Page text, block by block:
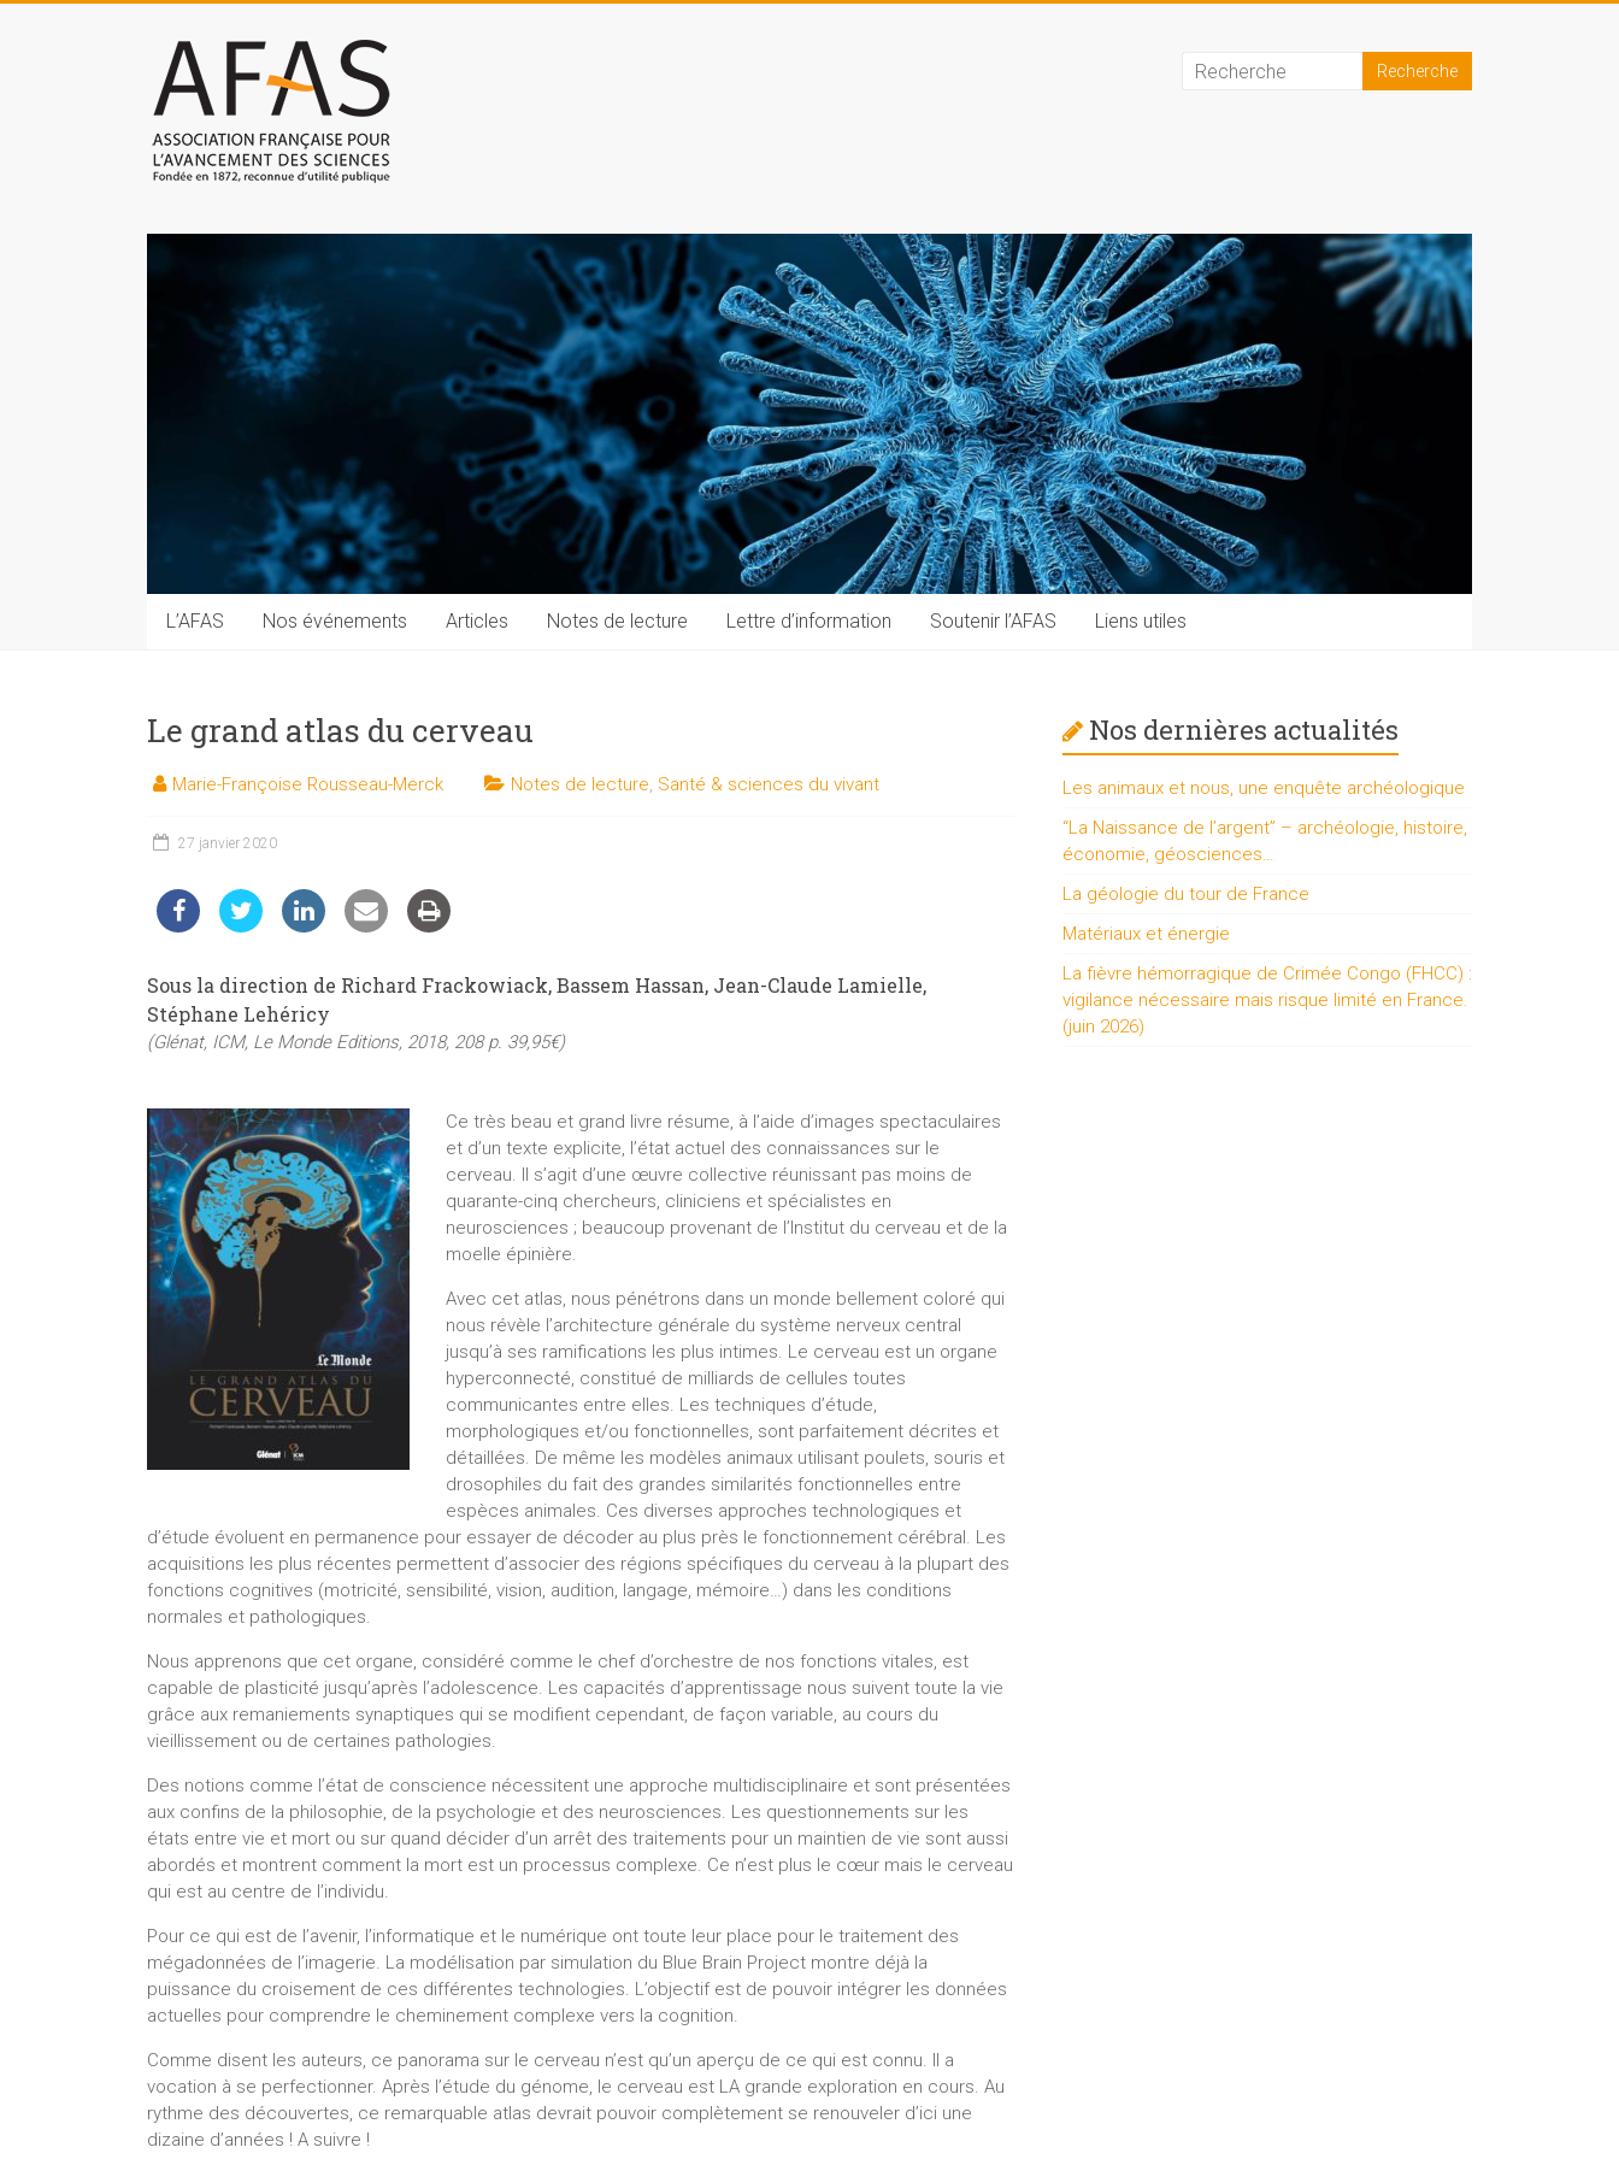
Association
française
pour
sciences
(AFAS)
techniques
du
public
L’AFAS Nos événements Articles Notes de lecture Lettre d’information Soutenir l’AFAS Liens utiles
Le grand atlas du cerveau
Marie-Françoise Rousseau-Merck Notes de lecture, Santé & sciences du vivant
27 janvier 2020
Sous la direction de Richard Frackowiack, Bassem Hassan, Jean-Claude Lamielle,
Stéphane Lehéricy
(Glénat, ICM, Le Monde Editions, 2018, 208 p. 39,95€)
Ce très beau et grand livre résume, à l’aide d’images spectaculaires
et d’un texte explicite, l’état actuel des connaissances sur le
cerveau. Il s’agit d’une œuvre collective réunissant pas moins de
quarante-cinq chercheurs, cliniciens et spécialistes en
neurosciences ; beaucoup provenant de l’Institut du cerveau et de la
moelle épinière.
Avec cet atlas, nous pénétrons dans un monde bellement coloré qui
nous révèle l’architecture générale du système nerveux central
jusqu’à ses ramifications les plus intimes. Le cerveau est un organe
hyperconnecté, constitué de milliards de cellules toutes
communicantes entre elles. Les techniques d’étude,
morphologiques et/ou fonctionnelles, sont parfaitement décrites et
détaillées. De même les modèles animaux utilisant poulets, souris et
drosophiles du fait des grandes similarités fonctionnelles entre
espèces animales. Ces diverses approches technologiques et
d’étude évoluent en permanence pour essayer de décoder au plus près le fonctionnement cérébral. Les
acquisitions les plus récentes permettent d’associer des régions spécifiques du cerveau à la plupart des
fonctions cognitives (motricité, sensibilité, vision, audition, langage, mémoire…) dans les conditions
normales et pathologiques.
Nous apprenons que cet organe, considéré comme le chef d’orchestre de nos fonctions vitales, est
capable de plasticité jusqu’après l’adolescence. Les capacités d’apprentissage nous suivent toute la vie
grâce aux remaniements synaptiques qui se modifient cependant, de façon variable, au cours du
vieillissement ou de certaines pathologies.
Des notions comme l’état de conscience nécessitent une approche multidisciplinaire et sont présentées
aux confins de la philosophie, de la psychologie et des neurosciences. Les questionnements sur les
états entre vie et mort ou sur quand décider d’un arrêt des traitements pour un maintien de vie sont aussi
abordés et montrent comment la mort est un processus complexe. Ce n’est plus le cœur mais le cerveau
qui est au centre de l’individu.
Pour ce qui est de l’avenir, l’informatique et le numérique ont toute leur place pour le traitement des
mégadonnées de l’imagerie. La modélisation par simulation du Blue Brain Project montre déjà la
puissance du croisement de ces différentes technologies. L’objectif est de pouvoir intégrer les données
actuelles pour comprendre le cheminement complexe vers la cognition.
Comme disent les auteurs, ce panorama sur le cerveau n’est qu’un aperçu de ce qui est connu. Il a
vocation à se perfectionner. Après l’étude du génome, le cerveau est LA grande exploration en cours. Au
rythme des découvertes, ce remarquable atlas devrait pouvoir complètement se renouveler d’ici une
dizaine d’années ! A suivre !
Nos dernières actualités
Les animaux et nous, une enquête archéologique
“La Naissance de l’argent” – archéologie, histoire,
économie, géosciences…
La géologie du tour de France
Matériaux et énergie
La fièvre hémorragique de Crimée Congo (FHCC) :
vigilance nécessaire mais risque limité en France.
(juin 2026)